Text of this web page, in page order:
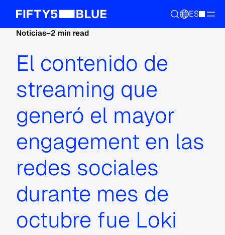
ES
Noticias–2 min read
El contenido de
streaming que
generó el mayor
engagement en las
redes sociales
durante mes de
octubre fue Loki